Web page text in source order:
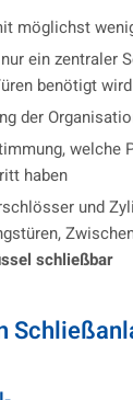
möglichst
ein zentraler
benötigt wird
der
welche
haben
und
schließbar